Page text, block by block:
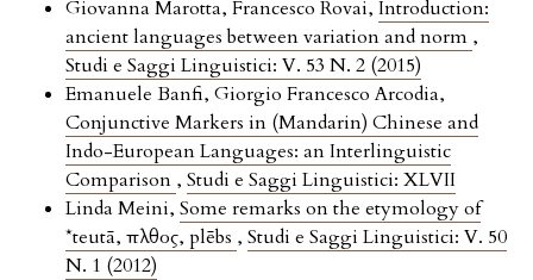
Giovanna Marotta, Francesco Rovai, Introduction:
ancient languages between variation and norm ,
Studi e Saggi Linguistici: V. 53 N. 2 (2015)
Emanuele Banfi, Giorgio Francesco Arcodia,
Conjunctive Markers in (Mandarin) Chinese and
Indo-European Languages: an Interlinguistic
Comparison , Studi e Saggi Linguistici: XLVII
Linda Meini, Some remarks on the etymology of
*teutā, πλῆθος, plēbs , Studi e Saggi Linguistici: V. 50
N. 1 (2012)